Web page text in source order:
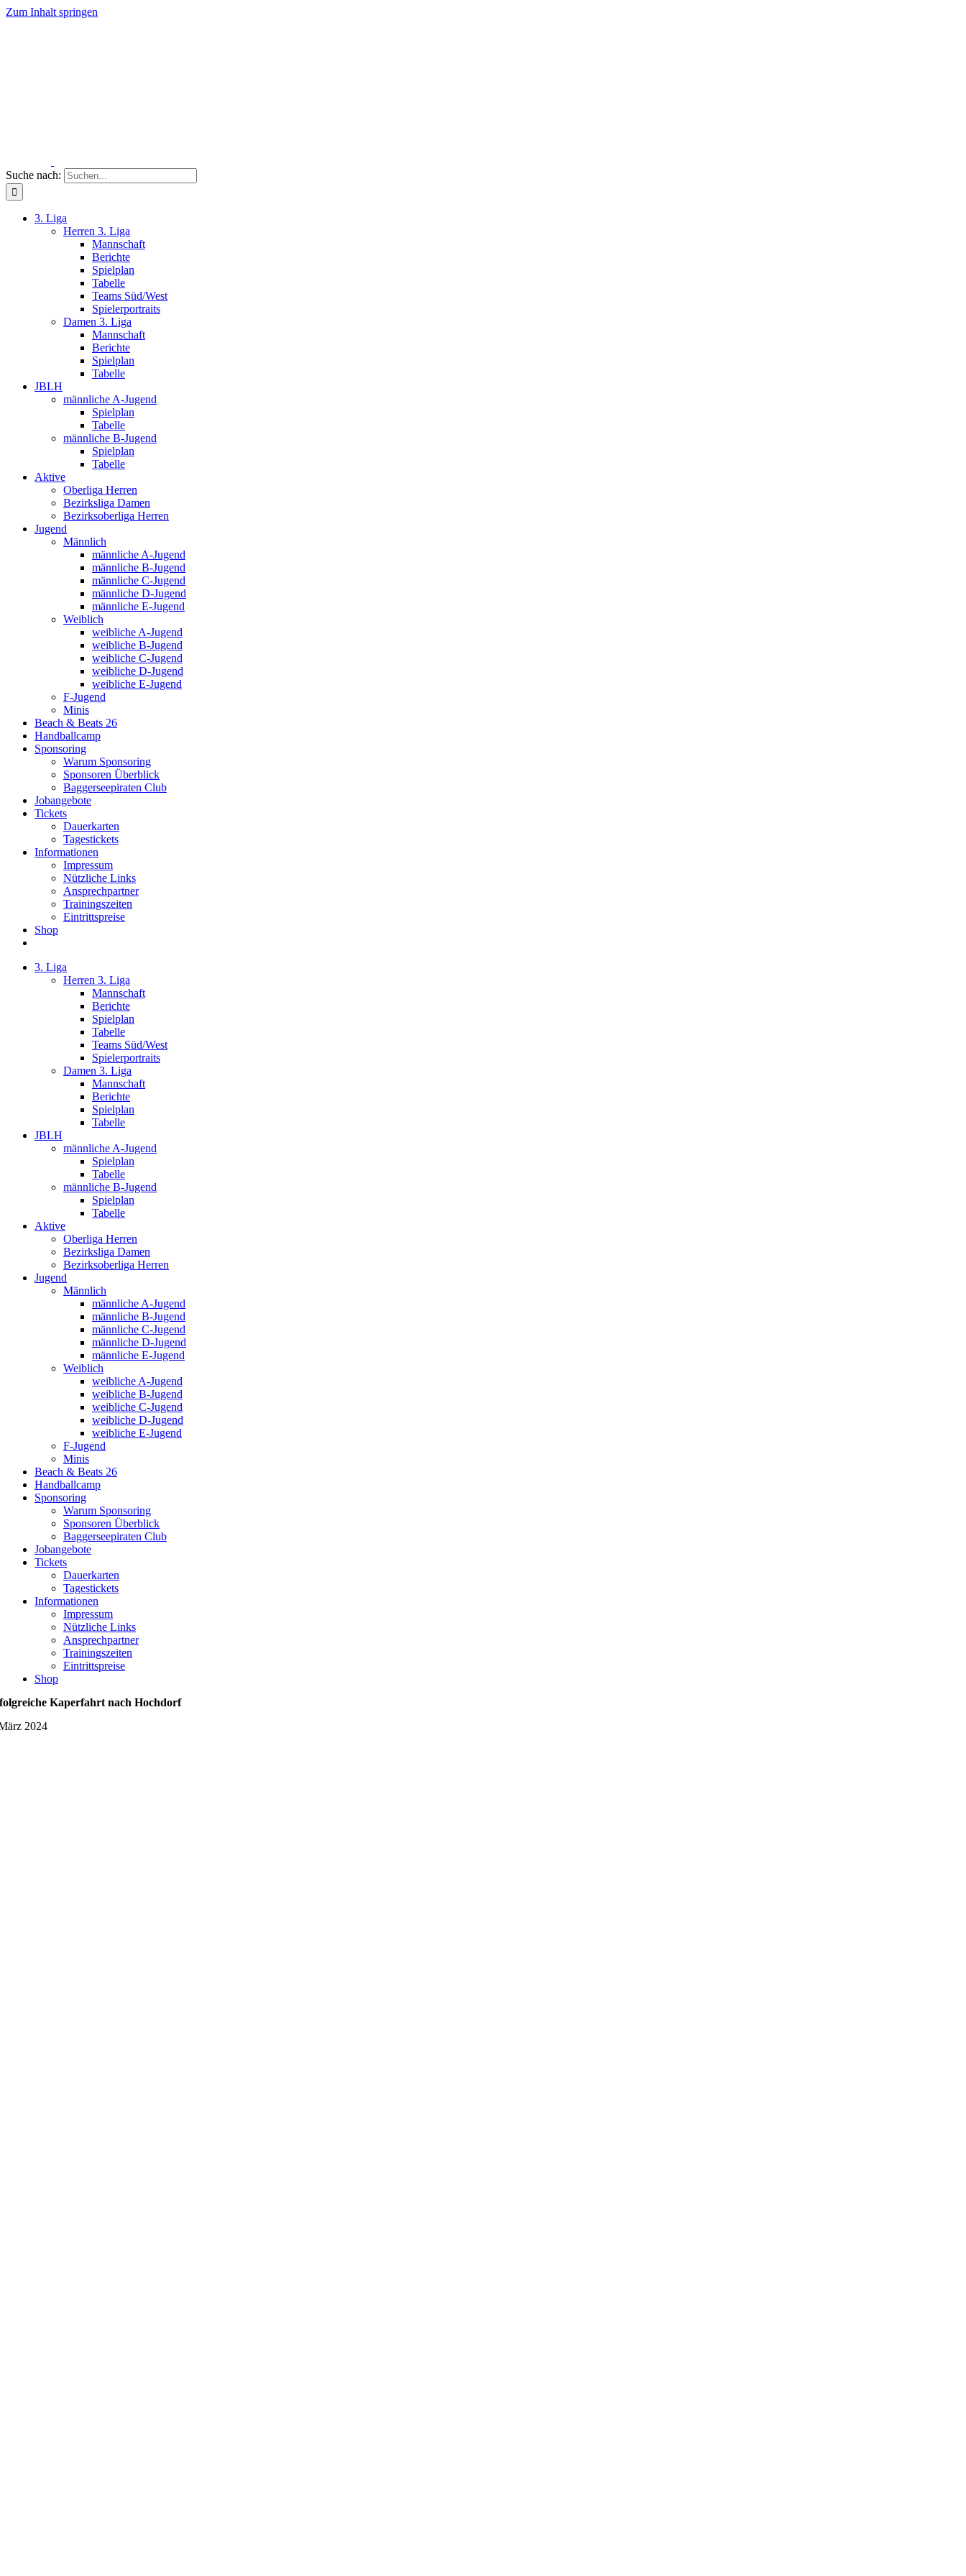
Zum Inhalt springen
Suche nach:
3. Liga
Herren 3. Liga
Mannschaft
Berichte
Spielplan
Tabelle
Teams Süd/West
Spielerportraits
Damen 3. Liga
Mannschaft
Berichte
Spielplan
Tabelle
JBLH
männliche A-Jugend
Spielplan
Tabelle
männliche B-Jugend
Spielplan
Tabelle
Aktive
Oberliga Herren
Bezirksliga Damen
Bezirksoberliga Herren
Jugend
Männlich
männliche A-Jugend
männliche B-Jugend
männliche C-Jugend
männliche D-Jugend
männliche E-Jugend
Weiblich
weibliche A-Jugend
weibliche B-Jugend
weibliche C-Jugend
weibliche D-Jugend
weibliche E-Jugend
F-Jugend
Minis
Beach & Beats 26
Handballcamp
Sponsoring
Warum Sponsoring
Sponsoren Überblick
Baggerseepiraten Club
Jobangebote
Tickets
Dauerkarten
Tagestickets
Informationen
Impressum
Nützliche Links
Ansprechpartner
Trainingszeiten
Eintrittspreise
Shop
3. Liga
Herren 3. Liga
Mannschaft
Berichte
Spielplan
Tabelle
Teams Süd/West
Spielerportraits
Damen 3. Liga
Mannschaft
Berichte
Spielplan
Tabelle
JBLH
männliche A-Jugend
Spielplan
Tabelle
männliche B-Jugend
Spielplan
Tabelle
Aktive
Oberliga Herren
Bezirksliga Damen
Bezirksoberliga Herren
Jugend
Männlich
männliche A-Jugend
männliche B-Jugend
männliche C-Jugend
männliche D-Jugend
männliche E-Jugend
Weiblich
weibliche A-Jugend
weibliche B-Jugend
weibliche C-Jugend
weibliche D-Jugend
weibliche E-Jugend
F-Jugend
Minis
Beach & Beats 26
Handballcamp
Sponsoring
Warum Sponsoring
Sponsoren Überblick
Baggerseepiraten Club
Jobangebote
Tickets
Dauerkarten
Tagestickets
Informationen
Impressum
Nützliche Links
Ansprechpartner
Trainingszeiten
Eintrittspreise
Shop
Kaperfahrt nach Hochdorf
2024